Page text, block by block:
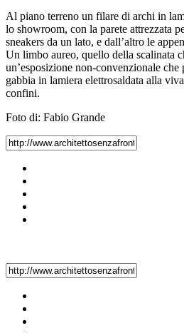
Al piano terreno un filare di archi in
lo showroom, con la parete attrezzata
sneakers da un lato, e dall’altro le
Un limbo aureo, quello della scalinata
un’esposizione non-convenzionale
gabbia in lamiera elettrosaldata alla
confini.
Foto di: Fabio Grande